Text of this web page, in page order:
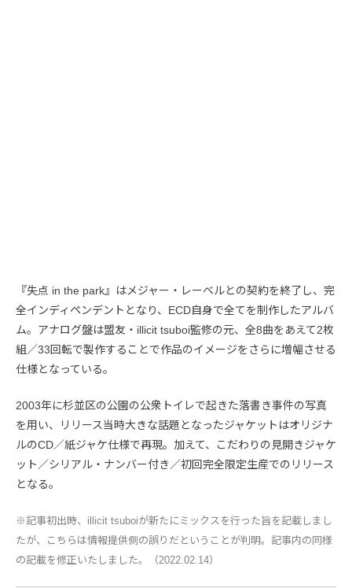
『失点 in the park』はメジャー・レーベルとの契約を終了し、完
全インディペンデントとなり、ECD自身で全てを制作したアルバ
ム。アナログ盤は盟友・illicit tsuboi監修の元、全8曲をあえて2枚
組／33回転で製作することで作品のイメージをさらに増幅させる
仕様となっている。
2003年に杉並区の公園の公衆トイレで起きた落書き事件の写真
を用い、リリース当時大きな話題となったジャケットはオリジナ
ルのCD／紙ジャケ仕様で再現。加えて、こだわりの見開きジャケ
ット／シリアル・ナンバー付き／初回完全限定生産でのリリース
となる。
※記事初出時、illicit tsuboiが新たにミックスを行った旨を記載しまし
たが、こちらは情報提供側の誤りだということが判明。記事内の同様
の記載を修正いたしました。（2022.02.14）